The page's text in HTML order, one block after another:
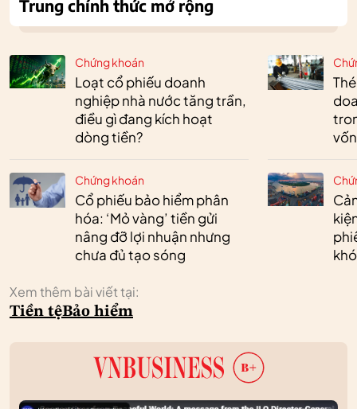
Chứng khoán
Loạt cổ phiếu doanh
nghiệp nhà nước tăng trần,
điều gì đang kích hoạt
dòng tiền?
Chứng khoán
Cổ phiếu bảo hiểm phân
hóa: ‘Mỏ vàng’ tiền gửi
nâng đỡ lợi nhuận nhưng
chưa đủ tạo sóng
vốn
Xem thêm bài viết tại:
Tiền tệBảo hiểm
Trung chính thức mở rộng